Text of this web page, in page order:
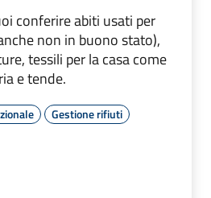
conferire abiti usati per
non in buono stato),
tessili per la casa come
e tende.
Gestione rifiuti